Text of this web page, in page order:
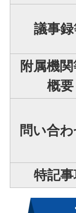
議事
附属機
概要
問い合
特記